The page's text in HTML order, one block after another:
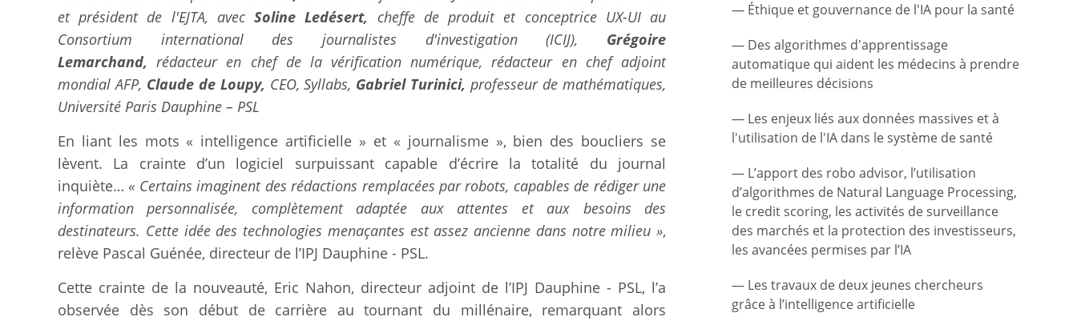
et président de l'EJTA, avecSoline Ledésert, cheffe de produit et conceptrice UX-UI au
Consortium international des journalistes d'investigation (ICIJ), Grégoire
Lemarchand,rédacteur en chef de la vérification numérique, rédacteur en chef adjoint
mondial AFP, Claude de Loupy, CEO, Syllabs, Gabriel Turinici,professeur de mathématiques,
Université Paris Dauphine – PSL
En liant les mots « intelligence artificielle » et « journalisme », bien des boucliers se
lèvent. La crainte d’un logiciel surpuissant capable d’écrire la totalité du journal
inquiète… « Certains imaginent des rédactions remplacées par robots, capables de rédiger une
information personnalisée, complètement adaptée aux attentes et aux besoins des
destinateurs. Cette idée des technologies menaçantes est assez ancienne dans notre milieu »,
relève Pascal Guénée, directeur de l’IPJ Dauphine - PSL.
Cette crainte de la nouveauté, Eric Nahon, directeur adjoint de l’IPJ Dauphine - PSL, l’a
observée dès son début de carrière au tournant du millénaire, remarquant alors
Éthique et gouvernance de l'IA pour la santé
Des algorithmes d'apprentissage
automatique qui aident les médecins à prendre
de meilleures décisions
Les enjeux liés aux données massives et à
l'utilisation de l'IA dans le système de santé
L’apport des robo advisor, l’utilisation
d’algorithmes de Natural Language Processing,
le credit scoring, les activités de surveillance
des marchés et la protection des investisseurs,
les avancées permises par l’IA
Les travaux de deux jeunes chercheurs
grâce à l’intelligence artificielle